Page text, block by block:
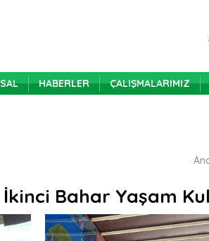
HABERLER ÇALIŞMALARIMIZ
Bahar Yaşam